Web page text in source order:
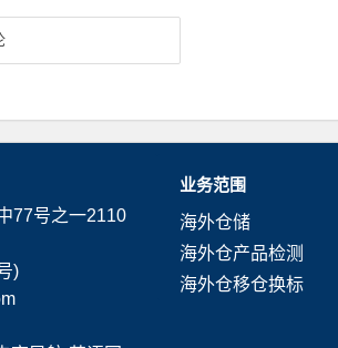
77号之一2110
)
业务范围
海外仓储
海外仓产品检测
海外仓移仓换标